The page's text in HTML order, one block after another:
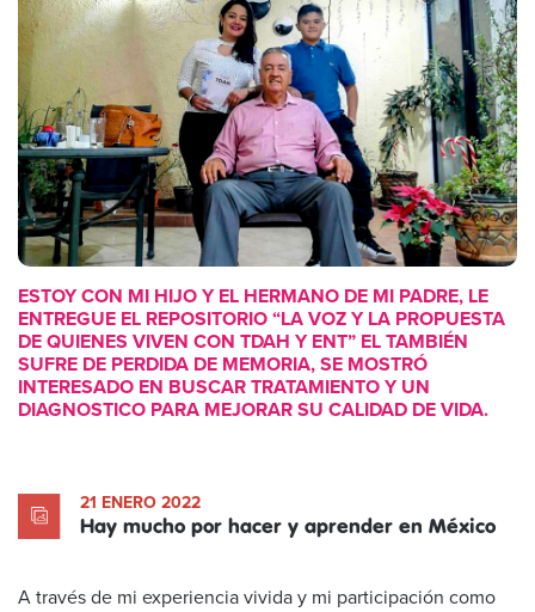
ESTOY CON MI HIJO Y EL HERMANO DE MI PADRE, LE
ENTREGUE EL REPOSITORIO “LA VOZ Y LA PROPUESTA
DE QUIENES VIVEN CON TDAH Y ENT” EL TAMBIÉN
SUFRE DE PERDIDA DE MEMORIA, SE MOSTRÓ
INTERESADO EN BUSCAR TRATAMIENTO Y UN
DIAGNOSTICO PARA MEJORAR SU CALIDAD DE VIDA.
21 ENERO 2022
Hay mucho por hacer y aprender en México
A través de mi experiencia vivida y mi participación como